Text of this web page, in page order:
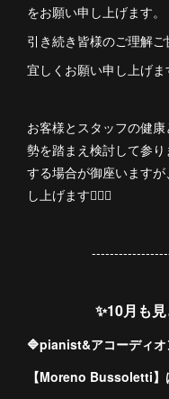
をお願い申し上げます。
引き続き皆様のご理解ご
宜しくお願い申し上げま
お客様とスタッフの健
勢を踏まえ検討して参
する場合が御座います
し上げます🙇🏻‍♀️
✨10月も
🔷pianist&アコーディオ
【Moreno Bussoletti】